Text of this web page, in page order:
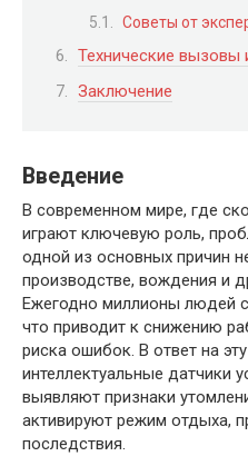
Советы от
Технические вызовы
Заключение
Введение
В современном мире, где
играют ключевую роль,
одной из основных причин
производстве, вождения и
Ежегодно миллионы людей
что приводит к снижению
риска ошибок. В ответ на
интеллектуальные датчики
выявляют признаки
активируют режим отдыха,
последствия.